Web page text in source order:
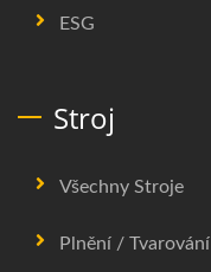
ESG
Stroj
Všechny Stroje
Plnění / Tvarování